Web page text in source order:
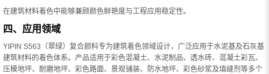
在建筑材料着色中能够兼顾颜色鲜艳度与工程应用稳定性。
四、应用领域
YIPIN S563（翠绿）复合颜料专为建筑着色领域设计，广泛应用于水泥基及石灰基
建筑材料的着色体系。产品适用于彩色混凝土、水泥制品、透水砖、混凝土彩瓦、
压模地坪、耐磨地坪、彩色路面、景观铺装、防水地坪、彩色砂浆及填缝剂等多个